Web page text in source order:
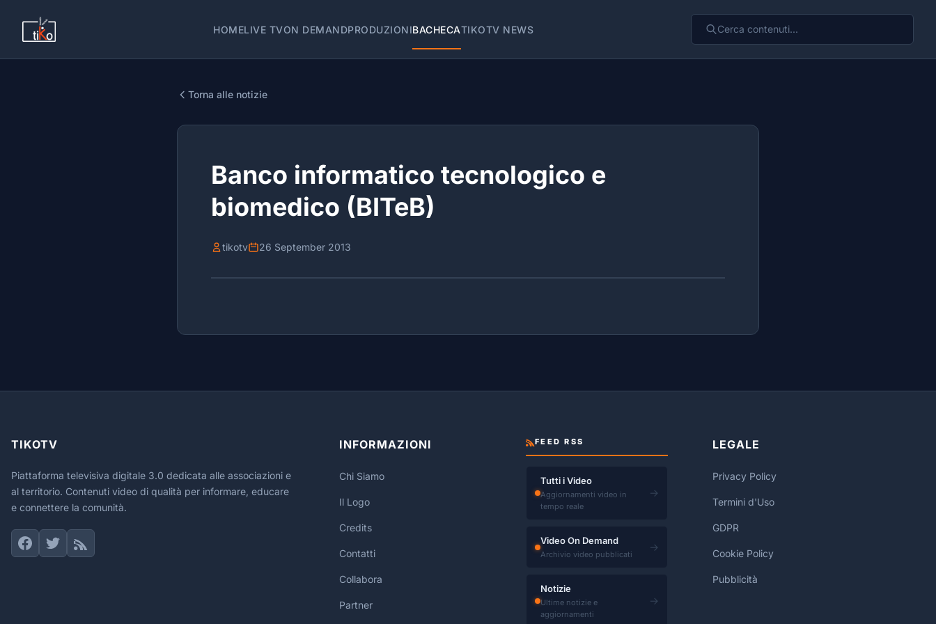
HOMELIVE TVON DEMANDPRODUZIONIBACHECATIKOTV NEWS
Torna alle notizie
Banco informatico tecnologico e
biomedico (BITeB)
tikotv 26 September 2013
TIKOTV
Piattaforma televisiva digitale 3.0 dedicata alle associazioni e
al territorio. Contenuti video di qualità per informare, educare
e connettere la comunità.
INFORMAZIONI
Chi Siamo
Il Logo
Credits
Contatti
Collabora
Partner
FEED RSS
Tutti i Video
Aggiornamenti video in
tempo reale
→
Video On Demand
Archivio video pubblicati
→
Notizie
Ultime notizie e
aggiornamenti
→
LEGALE
Privacy Policy
Termini d'Uso
GDPR
Cookie Policy
Pubblicità